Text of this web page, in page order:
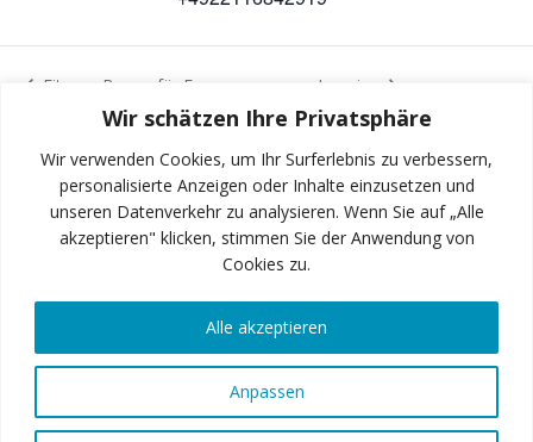
Wir schätzen Ihre Privatsphäre
Wir verwenden Cookies, um Ihr Surferlebnis zu verbessern,
personalisierte Anzeigen oder Inhalte einzusetzen und
unseren Datenverkehr zu analysieren. Wenn Sie auf „Alle
akzeptieren" klicken, stimmen Sie der Anwendung von
Cookies zu.
Anpassen
Alle akzeptieren
Fitness Boxen für Frauen Jumping
INSTAGRAM
FACEBOOK